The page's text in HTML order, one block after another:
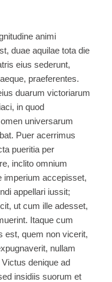
animi
duae aquilae tota die
eius sederunt,
praeferentes.
duarum victoriarum
in quod
universarum
Puer acerrimus
pueritia per
inclito omnium
imperium accepisset,
appellari iussit;
ut cum ille adesset,
Itaque cum
est, quem non vicerit,
nullam
denique ad
insidiis suorum et